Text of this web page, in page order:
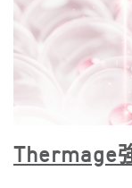
Thermage